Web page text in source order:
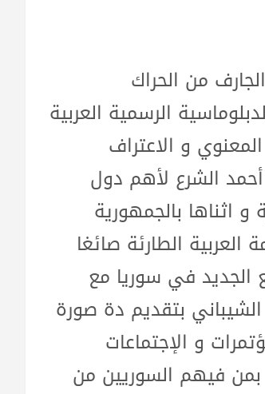
من الحراك
الرسمية العربية
و الاعتراف
أحمد الشرع لأهم دول
و اثناها بالجمهورية
الطارئة صائغا
الجديد في سوريا مع
بتقديم دة صورة
و الإجتماعات
بمن فيهم السوريين من